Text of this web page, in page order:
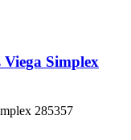
Simplex
285357